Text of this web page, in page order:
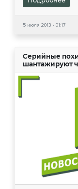
5 июля 2013 - 01:17
Серийные
шантажируют